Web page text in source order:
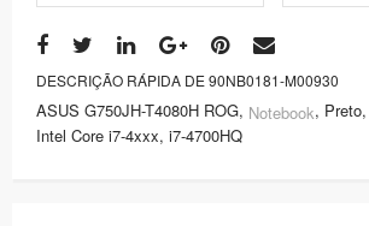
DESCRIÇÃO RÁPIDA DE 90NB0181-M00930
ASUS G750JH-T4080H ROG, Notebook,
Intel Core i7-4xxx, i7-4700HQ